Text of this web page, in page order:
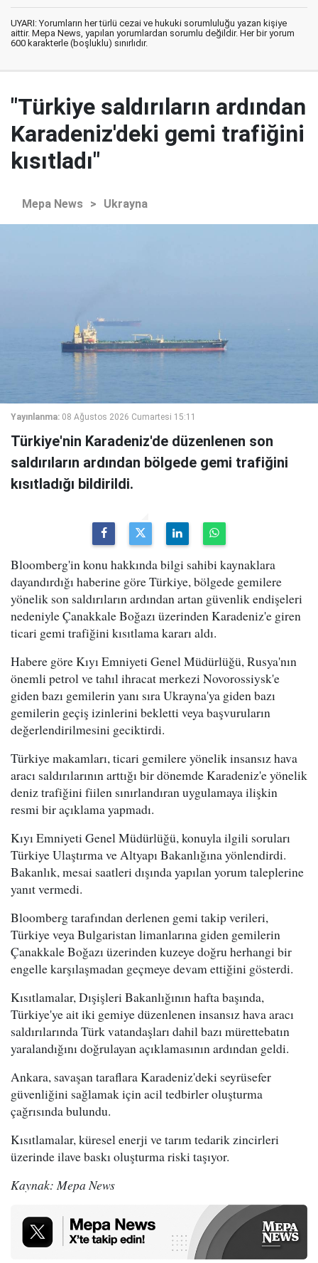
UYARI: Yorumların her türlü cezai ve hukuki sorumluluğu yazan kişiye
aittir. Mepa News, yapılan yorumlardan sorumlu değildir. Her bir yorum
600 karakterle (boşluklu) sınırlıdır.
"Türkiye saldırıların ardından
Karadeniz'deki gemi trafiğini
kısıtladı"
Mepa News > Ukrayna
Yayınlanma: 08 Ağustos 2026 Cumartesi 15:11
Türkiye'nin Karadeniz'de düzenlenen son
saldırıların ardından bölgede gemi trafiğini
kısıtladığı bildirildi.
Bloomberg'in konu hakkında bilgi sahibi kaynaklara
dayandırdığı haberine göre Türkiye, bölgede gemilere
yönelik son saldırıların ardından artan güvenlik endişeleri
nedeniyle Çanakkale Boğazı üzerinden Karadeniz'e giren
ticari gemi trafiğini kısıtlama kararı aldı.
Habere göre Kıyı Emniyeti Genel Müdürlüğü, Rusya'nın
önemli petrol ve tahıl ihracat merkezi Novorossiysk'e
giden bazı gemilerin yanı sıra Ukrayna'ya giden bazı
gemilerin geçiş izinlerini bekletti veya başvuruların
değerlendirilmesini geciktirdi.
Türkiye makamları, ticari gemilere yönelik insansız hava
aracı saldırılarının arttığı bir dönemde Karadeniz'e yönelik
deniz trafiğini fiilen sınırlandıran uygulamaya ilişkin
resmi bir açıklama yapmadı.
Kıyı Emniyeti Genel Müdürlüğü, konuyla ilgili soruları
Türkiye Ulaştırma ve Altyapı Bakanlığına yönlendirdi.
Bakanlık, mesai saatleri dışında yapılan yorum taleplerine
yanıt vermedi.
Bloomberg tarafından derlenen gemi takip verileri,
Türkiye veya Bulgaristan limanlarına giden gemilerin
Çanakkale Boğazı üzerinden kuzeye doğru herhangi bir
engelle karşılaşmadan geçmeye devam ettiğini gösterdi.
Kısıtlamalar, Dışişleri Bakanlığının hafta başında,
Türkiye'ye ait iki gemiye düzenlenen insansız hava aracı
saldırılarında Türk vatandaşları dahil bazı mürettebatın
yaralandığını doğrulayan açıklamasının ardından geldi.
Ankara, savaşan taraflara Karadeniz'deki seyrüsefer
güvenliğini sağlamak için acil tedbirler oluşturma
çağrısında bulundu.
Kısıtlamalar, küresel enerji ve tarım tedarik zincirleri
üzerinde ilave baskı oluşturma riski taşıyor.
Kaynak: Mepa News